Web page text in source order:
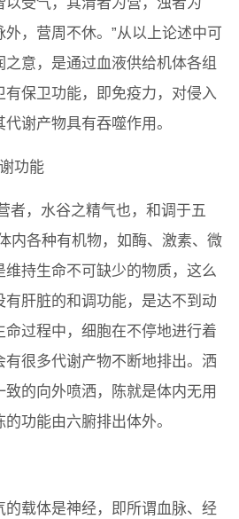
以受气，其清者为营，浊者为
，营周不休。”从以上论述中可
意，是通过血液供给机体各组
保卫功能，即免疫力，对侵入
谢产物具有吞噬作用。
功能
者，水谷之精气也，和调于五
内各种有机物，如酶、激素、微
维持生命不可缺少的物质，这么
有肝脏的和调功能，是达不到动
命过程中，细胞在不停地进行着
很多代谢产物不断地排出。洒
致的向外喷洒，陈就是体内无用
功能由六腑排出体外。
的载体是神经，即所谓血脉、经